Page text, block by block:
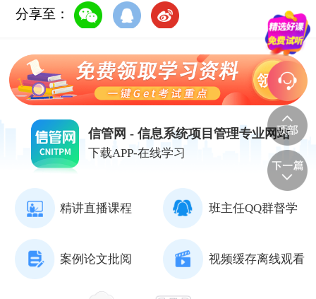
分享至：
信管网 - 信息系统项目管理专业网站
下载APP-在线学习
精讲直播课程 班主任QQ群督学
案例论文批阅 视频缓存离线观看